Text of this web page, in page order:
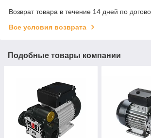
Возврат товара в течение 14 дней по
Все условия возврата
Подобные товары компании